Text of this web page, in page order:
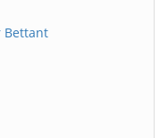
Bettant